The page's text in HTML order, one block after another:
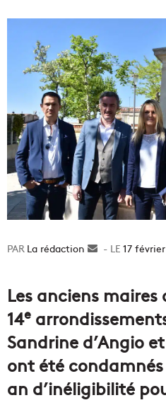
La rédaction
Envoyer
17
Les anciens maires
14e
Sandrine d’Angio
ont été condamnés
an d’inéligibilité